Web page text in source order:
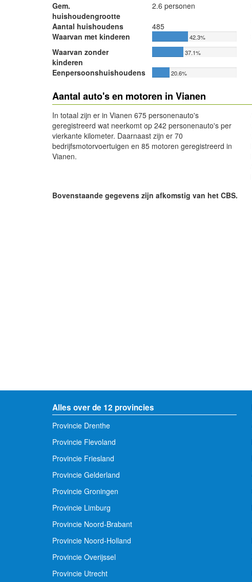
Gem.
huishoudengrootte
2.6 personen
Aantal huishoudens
485
Waarvan met kinderen
42.3%
Waarvan zonder
kinderen
37.1%
Eenpersoonshuishoudens 20.6%
Aantal auto's en motoren in Vianen
In totaal zijn er in Vianen 675 personenauto's
geregistreerd wat neerkomt op 242 personenauto's per
vierkante kilometer. Daarnaast zijn er 70
bedrijfsmotorvoertuigen en 85 motoren geregistreerd in
Vianen.
Bovenstaande gegevens zijn afkomstig van het CBS.
Alles over de 12 provincies
Provincie Drenthe
Provincie Flevoland
Provincie Friesland
Provincie Gelderland
Provincie Groningen
Provincie Limburg
Provincie Noord-Brabant
Provincie Noord-Holland
Provincie Overijssel
Provincie Utrecht